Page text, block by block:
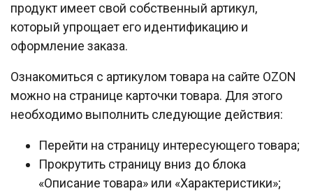
продукт имеет свой собственный артикул,
который упрощает его идентификацию и
оформление заказа.
Ознакомиться с артикулом товара на сайте OZON
можно на странице карточки товара. Для этого
необходимо выполнить следующие действия:
Перейти на страницу интересующего товара;
Прокрутить страницу вниз до блока
«Описание товара» или «Характеристики»;